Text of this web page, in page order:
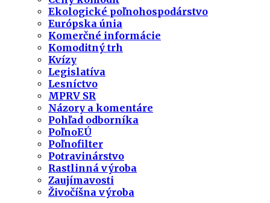
Ekologické poľnohospodárstvo
Európska únia
Komerčné informácie
Komoditný trh
Kvízy
Legislatíva
Lesníctvo
MPRV SR
Názory a komentáre
Pohľad odborníka
PoľnoEÚ
Poľnofilter
Potravinárstvo
Rastlinná výroba
Zaujímavosti
Živočíšna výroba